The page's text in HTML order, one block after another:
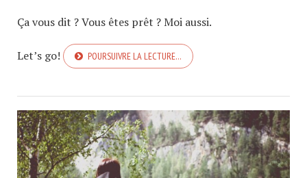
Ça vous dit ? Vous êtes prêt ? Moi aussi.
Let’s go! POURSUIVRE LA LECTURE…